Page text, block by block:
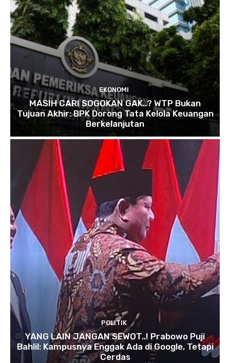
EKONOMI
MASIH CARI SOGOKAN GAK..? WTP Bukan
Tujuan Akhir: BPK Dorong Tata Kelola Keuangan
Berkelanjutan
POLITIK
YANG LAIN JANGAN SEWOT..! Prabowo Puji
Bahlil: Kampusnya Enggak Ada di Google, Tetapi
Cerdas